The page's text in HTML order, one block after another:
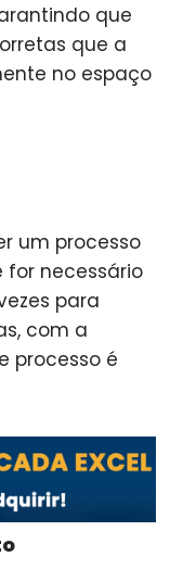
que
que a
no espaço
um processo
for necessário
para
com a
processo é